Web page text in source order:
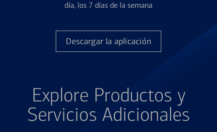
día, los 7 días de la semana
Descargar la aplicación
Explore Productos y
Servicios Adicionales